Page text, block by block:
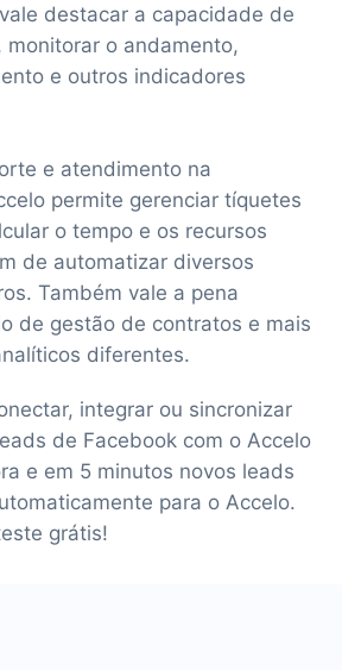
destacar a capacidade de
monitorar o andamento,
e outros indicadores
e atendimento na
permite gerenciar tíquetes
o tempo e os recursos
de automatizar diversos
Também vale a pena
de gestão de contratos e mais
diferentes.
integrar ou sincronizar
de Facebook com o Accelo
e em 5 minutos novos leads
para o Accelo.
grátis!